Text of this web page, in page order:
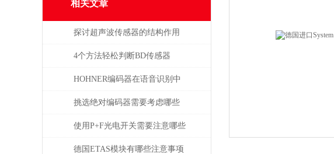
相关文章
探讨超声波传感器的结构作用
4个方法轻松判断BD传感器
DMP的好坏，不信试一试
HOHNER编码器在语音识别中
有什么应用
挑选绝对编码器需要考虑哪些
问题
使用P+F光电开关需要注意哪些
问题？
德国ETAS模块有哪些注意事项